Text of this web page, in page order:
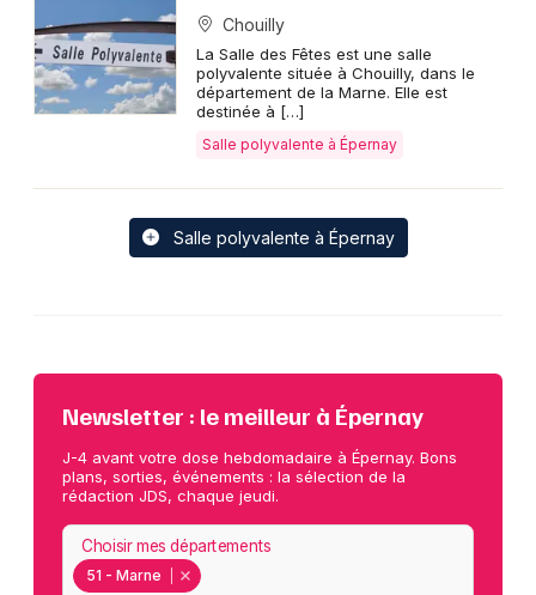
Chouilly
La Salle des Fêtes est une salle
polyvalente située à Chouilly, dans le
département de la Marne. Elle est
destinée à […]
Salle polyvalente à Épernay
Salle polyvalente à Épernay
Newsletter : le meilleur à Épernay
J-4 avant votre dose hebdomadaire à Épernay. Bons
plans, sorties, événements : la sélection de la
rédaction JDS, chaque jeudi.
51 - Marne
Choisir mes départements